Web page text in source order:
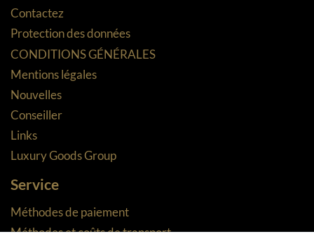
Contactez
Protection des données
CONDITIONS GÉNÉRALES
Mentions légales
Nouvelles
Conseiller
Links
Luxury Goods Group
Service
Méthodes de paiement
Méthodes et coûts de transport